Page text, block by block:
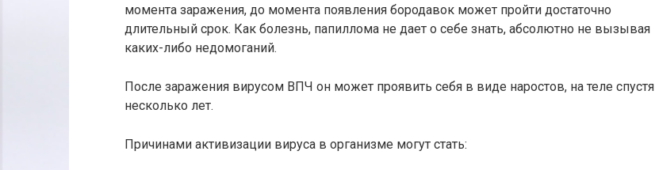
момента заражения, до момента появления бородавок может пройти достаточно
длительный срок. Как болезнь, папиллома не дает о себе знать, абсолютно не вызывая
каких-либо недомоганий.
После заражения вирусом ВПЧ он может проявить себя в виде наростов, на теле спустя
несколько лет.
Причинами активизации вируса в организме могут стать: